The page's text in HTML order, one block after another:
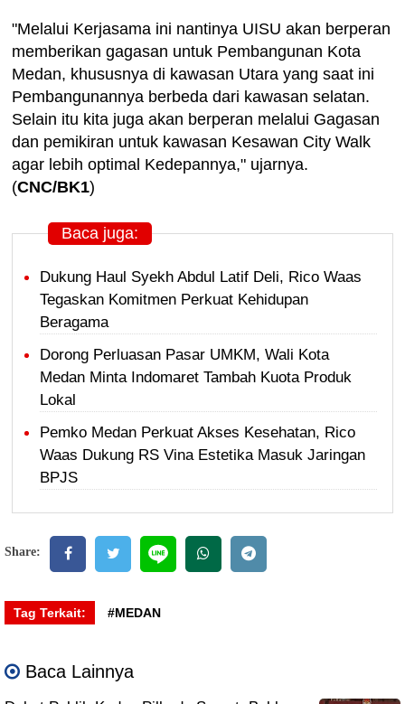
"Melalui Kerjasama ini nantinya UISU akan berperan
memberikan gagasan untuk Pembangunan Kota
Medan, khususnya di kawasan Utara yang saat ini
Pembangunannya berbeda dari kawasan selatan.
Selain itu kita juga akan berperan melalui Gagasan
dan pemikiran untuk kawasan Kesawan City Walk
agar lebih optimal Kedepannya," ujarnya.
(CNC/BK1)
Baca juga:
Dukung Haul Syekh Abdul Latif Deli, Rico Waas
Tegaskan Komitmen Perkuat Kehidupan
Beragama
Dorong Perluasan Pasar UMKM, Wali Kota
Medan Minta Indomaret Tambah Kuota Produk
Lokal
Pemko Medan Perkuat Akses Kesehatan, Rico
Waas Dukung RS Vina Estetika Masuk Jaringan
BPJS
Share:
Tag Terkait: #MEDAN
Baca Lainnya